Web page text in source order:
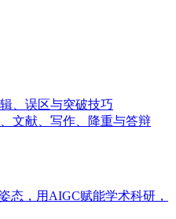
、误区与突破技巧
文献、写作、降重与答辩
态，用AIGC赋能学术科研，